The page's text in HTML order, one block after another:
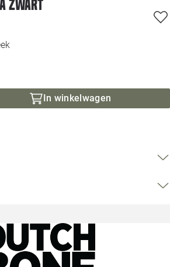
zwart
In winkelwagen